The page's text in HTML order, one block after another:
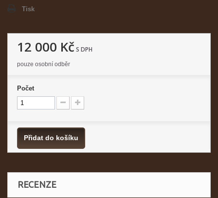
Tisk
12 000 KčS DPH
pouze osobní odběr
Počet
Přidat do košíku
RECENZE